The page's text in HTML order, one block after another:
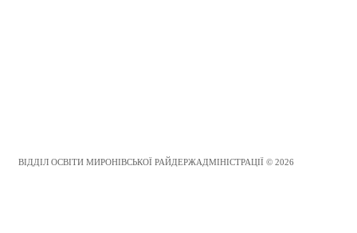
ВІДДІЛ ОСВІТИ МИРОНІВСЬКОЇ РАЙДЕРЖАДМІНІСТРАЦІЇ © 2026